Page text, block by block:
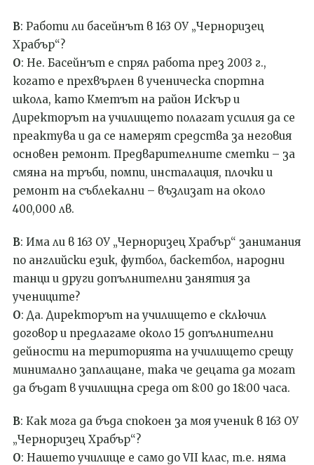
В: Работи ли басейнът в 163 ОУ „Черноризец
Храбър“?
О: Не. Басейнът е спрял работа през 2003 г.,
когато е прехвърлен в ученическа спортна
школа, като Кметът на район Искър и
Директорът на училището полагат усилия да се
преактува и да се намерят средства за неговия
основен ремонт. Предварителните сметки – за
смяна на тръби, помпи, инсталация, плочки и
ремонт на съблекални – възлизат на около
400,000 лв.
В: Има ли в 163 ОУ „Черноризец Храбър“ занимания
по английски език, футбол, баскетбол, народни
танци и други допълнителни занятия за
учениците?
О: Да. Директорът на училището е сключил
договор и предлагаме около 15 допълнителни
дейности на територията на училището срещу
минимално заплащане, така че децата да могат
да бъдат в училищна среда от 8:00 до 18:00 часа.
В: Как мога да бъда спокоен за моя ученик в 163 ОУ
„Черноризец Храбър“?
О: Нашето училище е само доVII клас, т.е. няма